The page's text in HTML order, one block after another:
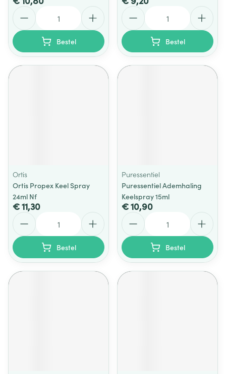
Bestel Bestel
Ortis
Ortis Propex Keel Spray
24ml Nf
€ 11,30
Bestel
Puressentiel
Puressentiel Ademhaling
Keelspray 15ml
€ 10,90
Bestel